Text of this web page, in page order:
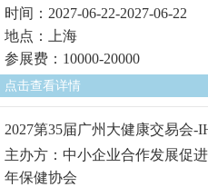
时间：2027-06-22-2027-06-22
地点：上海
参展费：10000-20000
点击查看详情
2027第35届广州大健康交易会-
主办方：中小企业合作发展促
年保健协会